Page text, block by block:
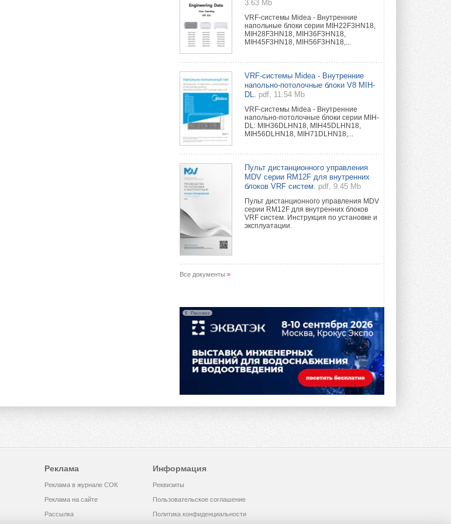
3.63 Mb
VRF-системы Midea - Внутренние
напольные блоки серии MIH22F3HN18,
MIH28F3HN18, MIH36F3HN18,
MIH45F3HN18, MIH56F3HN18,...
VRF-системы Midea - Внутренние
напольно-потолочные блоки V8 MIH-
DL.
pdf, 11.54 Mb
VRF-системы Midea - Внутренние
напольно-потолочные блоки серии MIH-
DL: MIH36DLHN18, MIH45DLHN18,
MIH56DLHN18, MIH71DLHN18,...
Пульт дистанционного управления
MDV серии RM12F для внутренних
блоков VRF систем.
pdf, 9.45 Mb
Пульт дистанционного управления MDV
серии RM12F для внутренних блоков
VRF систем. Инструкция по установке и
эксплуатации.
Все документы »
Реклама
Реклама
Реклама в журнале СОК
Реклама на сайте
Рассылка
Информация
Реквизиты
Пользовательское соглашение
Политика конфиденциальности